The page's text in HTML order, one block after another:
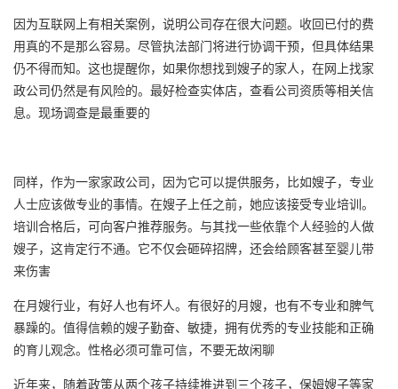
因为互联网上有相关案例，说明公司存在很大问题。收回已付的费
用真的不是那么容易。尽管执法部门将进行协调干预，但具体结果
仍不得而知。这也提醒你，如果你想找到嫂子的家人，在网上找家
政公司仍然是有风险的。最好检查实体店，查看公司资质等相关信
息。现场调查是最重要的
同样，作为一家家政公司，因为它可以提供服务，比如嫂子，专业
人士应该做专业的事情。在嫂子上任之前，她应该接受专业培训。
培训合格后，可向客户推荐服务。与其找一些依靠个人经验的人做
嫂子，这肯定行不通。它不仅会砸碎招牌，还会给顾客甚至婴儿带
来伤害
在月嫂行业，有好人也有坏人。有很好的月嫂，也有不专业和脾气
暴躁的。值得信赖的嫂子勤奋、敏捷，拥有优秀的专业技能和正确
的育儿观念。性格必须可靠可信，不要无故闲聊
近年来，随着政策从两个孩子持续推进到三个孩子，保姆嫂子等家